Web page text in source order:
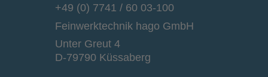
+49 (0) 7741 / 60 03-100
Feinwerktechnik hago GmbH
Unter Greut 4
D-79790 Küssaberg